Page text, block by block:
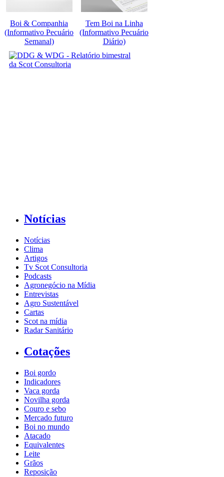
Boi & Companhia
(Informativo Pecuário
Semanal)
Tem Boi na Linha
(Informativo Pecuário
Diário)
Notícias
Notícias
Clima
Artigos
Tv Scot Consultoria
Podcasts
Agronegócio na Mídia
Entrevistas
Agro Sustentável
Cartas
Scot na mídia
Radar Sanitário
Cotações
Boi gordo
Indicadores
Vaca gorda
Novilha gorda
Couro e sebo
Mercado futuro
Boi no mundo
Atacado
Equivalentes
Leite
Grãos
Reposição